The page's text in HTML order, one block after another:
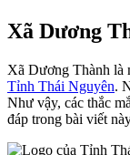
Xã Dương
Xã Dương Thành là
Tỉnh Thái Nguyên.
Như vậy, các thắc
đáp trong bài viết